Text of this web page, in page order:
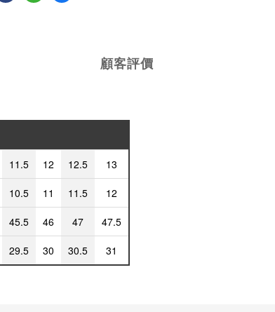
顧客評價
11.5 12 12.5 13
10.5 11 11.5 12
45.5 46 47 47.5
29.5 30 30.5 31